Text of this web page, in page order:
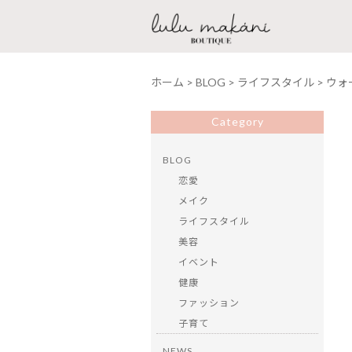
ホーム > BLOG > ライフスタイル > ウ
Category
BLOG
恋愛
メイク
ライフスタイル
美容
イベント
健康
ファッション
子育て